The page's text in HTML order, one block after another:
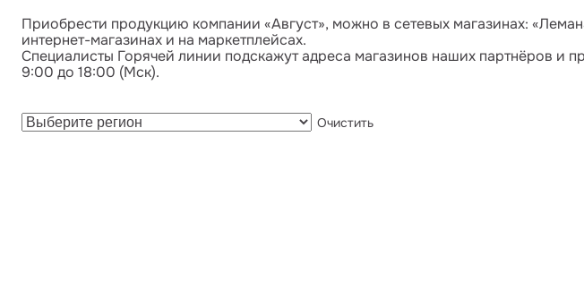
Приобрести продукцию компании «Август», можно в сетевых магазинах:
интернет-магазинах и на маркетплейсах.
Специалисты Горячей линии подскажут адреса магазинов наших партнёров и
9:00 до 18:00 (Мск).
Очистить